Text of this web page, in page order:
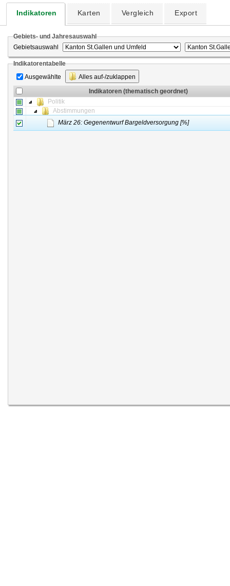
Indikatoren Karten Vergleich Export
Gebiets- und Jahresauswahl
Gebietsauswahl
Indikatorentabelle
Ausgewählte
Alles auf-/zuklappen
Indikatoren (thematisch geordnet)
Politik
Abstimmungen
März 26: Gegenentwurf Bargeldversorgung [%]